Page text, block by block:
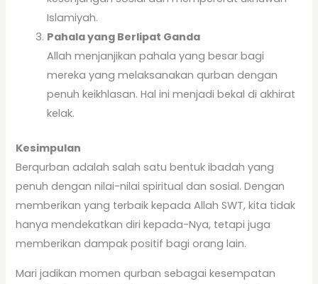
Islamiyah.
Pahala yang Berlipat Ganda
Allah menjanjikan pahala yang besar bagi
mereka yang melaksanakan qurban dengan
penuh keikhlasan. Hal ini menjadi bekal di akhirat
kelak.
Kesimpulan
Berqurban adalah salah satu bentuk ibadah yang
penuh dengan nilai-nilai spiritual dan sosial. Dengan
memberikan yang terbaik kepada Allah SWT, kita tidak
hanya mendekatkan diri kepada-Nya, tetapi juga
memberikan dampak positif bagi orang lain.
Mari jadikan momen qurban sebagai kesempatan